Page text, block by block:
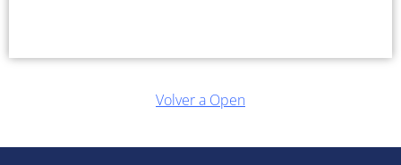
Volver a Open